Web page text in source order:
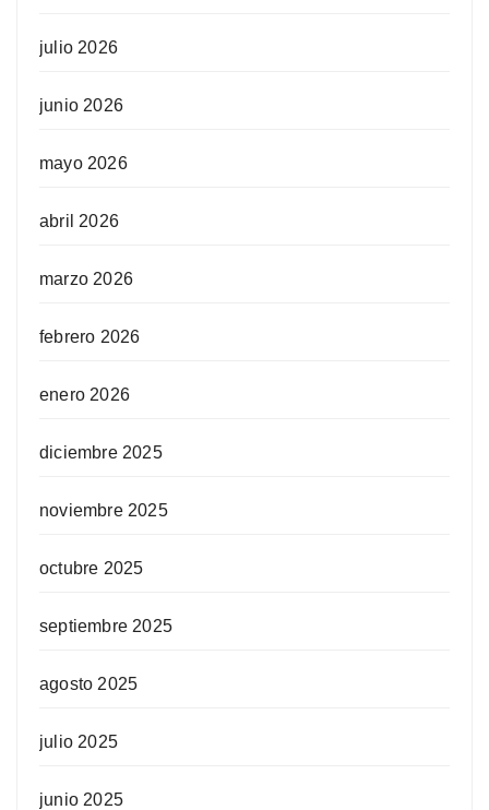
julio 2026
junio 2026
mayo 2026
abril 2026
marzo 2026
febrero 2026
enero 2026
diciembre 2025
noviembre 2025
octubre 2025
septiembre 2025
agosto 2025
julio 2025
junio 2025